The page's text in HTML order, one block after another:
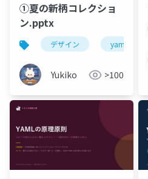
①夏の新柄コレクショ
ン.pptx
デザイン yaml
Yukiko >100